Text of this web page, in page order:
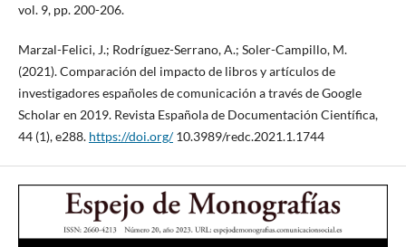
vol. 9, pp. 200-206.
Marzal-Felici, J.; Rodríguez-Serrano, A.; Soler-Campillo, M.
(2021). Comparación del impacto de libros y artículos de
investigadores españoles de comunicación a través de Google
Scholar en 2019. Revista Española de Documentación Científica,
44 (1), e288. https://doi.org/10.3989/redc.2021.1.1744